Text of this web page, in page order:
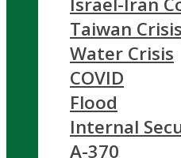
Taiwan Crisis
Water Crisis
COVID
Flood
Internal
A-370